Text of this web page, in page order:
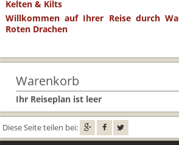
Kelten & Kilts
Willkommen auf Ihrer Reise durch
Roten Drachen
Warenkorb
Ihr Reiseplan ist leer
Diese Seite teilen bei: